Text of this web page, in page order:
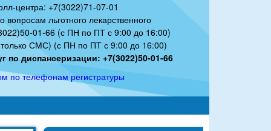
центра: +7(3022)71-07-01
вопросам льготного лекарственного
01-66 (с ПН по ПТ с 9:00 до 16:00)
СМС) (с ПН по ПТ с 9:00 до 16:00)
по диспансеризации: +7(3022)50-01-66
по телефонам регистратуры